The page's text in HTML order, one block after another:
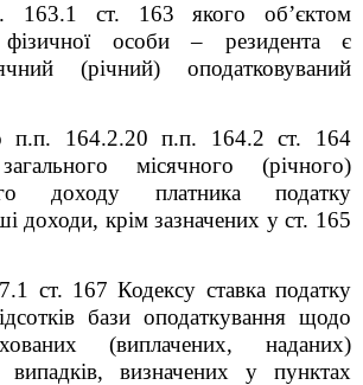
163.1 ст. 163 якого об’єктом
фізичної особи – резидента є
(річний) оподатковуваний
п.п. 164.2.20 п.п. 164.2 ст. 164
місячного (річного)
доходу платника податку
доходи, крім зазначених у ст. 165
ст. 167 Кодексу ставка податку
бази оподаткування щодо
(виплачених, наданих)
випадків, визначених у пунктах